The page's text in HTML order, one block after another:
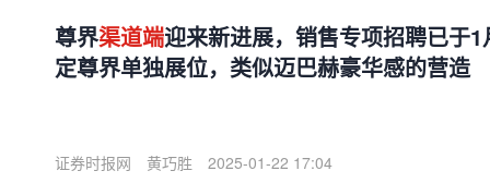
尊界渠道端迎来新进展，销售专项招聘已于
定尊界单独展位，类似迈巴赫豪华感的营造
证券时报网 黄巧胜 2025-01-22 17:04